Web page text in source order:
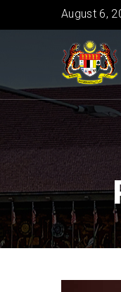
to
August 6,